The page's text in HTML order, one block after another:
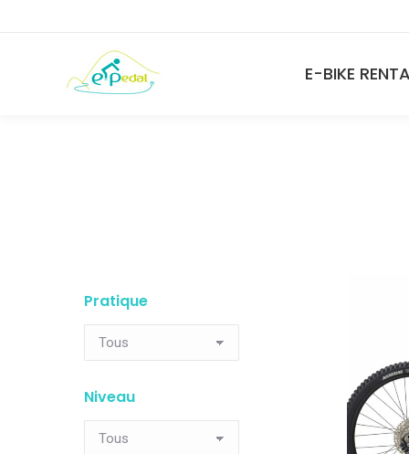
E-BIKE
Pratique
Niveau